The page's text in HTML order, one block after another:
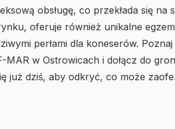
obsługę, co przekłada się na
oferuje również unikalne
perłami dla koneserów. Poznaj
w Ostrowicach i dołącz do
już dziś, aby odkryć, co może